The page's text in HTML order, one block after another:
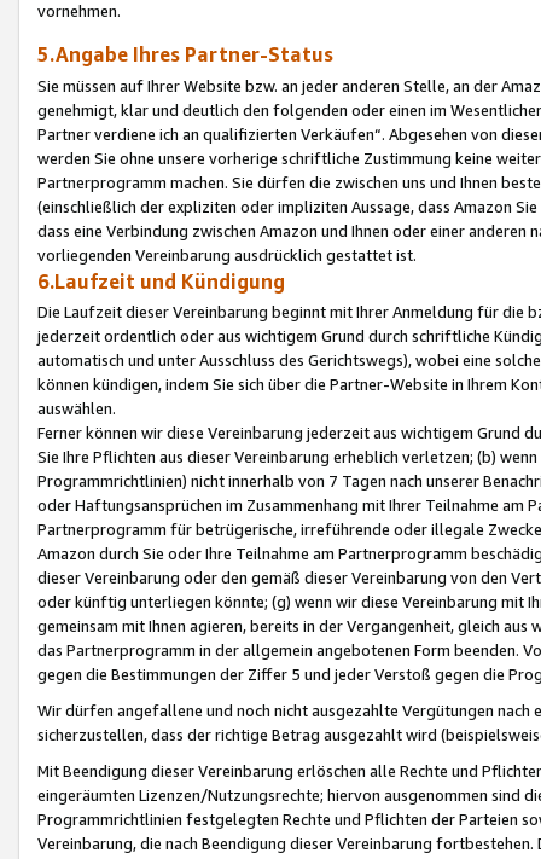
vornehmen.
5.Angabe Ihres Partner-Status
Sie müssen auf Ihrer Website bzw. an jeder anderen Stelle, an der
genehmigt, klar und deutlich den folgenden oder einen im
Partner verdiene ich an qualifizierten Verkäufen“. Abgesehen von
werden Sie ohne unsere vorherige schriftliche Zustimmung keine
Partnerprogramm machen. Sie dürfen die zwischen uns und Ihnen
(einschließlich der expliziten oder impliziten Aussage, dass Amazon
dass eine Verbindung zwischen Amazon und Ihnen oder einer
vorliegenden Vereinbarung ausdrücklich gestattet ist.
6.Laufzeit und Kündigung
Die Laufzeit dieser Vereinbarung beginnt mit Ihrer Anmeldung für die
jederzeit ordentlich oder aus wichtigem Grund durch schriftliche
automatisch und unter Ausschluss des Gerichtswegs), wobei eine
können kündigen, indem Sie sich über die Partner-Website in Ihrem
auswählen.
Ferner können wir diese Vereinbarung jederzeit aus wichtigem Grund
Sie Ihre Pflichten aus dieser Vereinbarung erheblich verletzen; (b)
Programmrichtlinien) nicht innerhalb von 7 Tagen nach unserer
oder Haftungsansprüchen im Zusammenhang mit Ihrer Teilnahme am
Partnerprogramm für betrügerische, irreführende oder illegale
Amazon durch Sie oder Ihre Teilnahme am Partnerprogramm
dieser Vereinbarung oder den gemäß dieser Vereinbarung von den
oder künftig unterliegen könnte; (g) wenn wir diese Vereinbarung mit
gemeinsam mit Ihnen agieren, bereits in der Vergangenheit, gleich
das Partnerprogramm in der allgemein angebotenen Form beenden.
gegen die Bestimmungen der Ziffer 5 und jeder Verstoß gegen die
Wir dürfen angefallene und noch nicht ausgezahlte Vergütungen
sicherzustellen, dass der richtige Betrag ausgezahlt wird
Mit Beendigung dieser Vereinbarung erlöschen alle Rechte und
eingeräumten Lizenzen/Nutzungsrechte; hiervon ausgenommen sind
Programmrichtlinien festgelegten Rechte und Pflichten der Parteien
Vereinbarung, die nach Beendigung dieser Vereinbarung